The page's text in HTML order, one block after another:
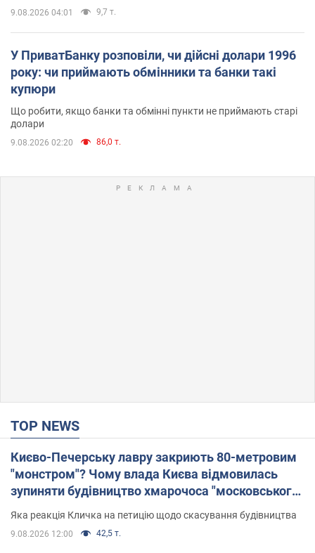
9.08.2026 04:01 9,7 т.
У ПриватБанку розповіли, чи дійсні долари 1996
року: чи приймають обмінники та банки такі
купюри
Що робити, якщо банки та обмінні пункти не приймають старі
долари
9.08.2026 02:20 86,0 т.
TOP NEWS
Києво-Печерську лавру закриють 80-метровим
"монстром"? Чому влада Києва відмовилась
зупиняти будівництво хмарочоса "московського
вірянина"
Яка реакція Кличка на петицію щодо скасування будівництва
9.08.2026 12:00 42,5 т.